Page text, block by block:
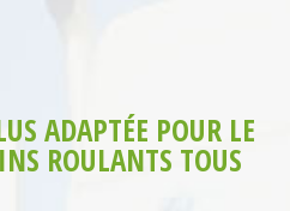
ADAPTÉE POUR LE
ROULANTS TOUS